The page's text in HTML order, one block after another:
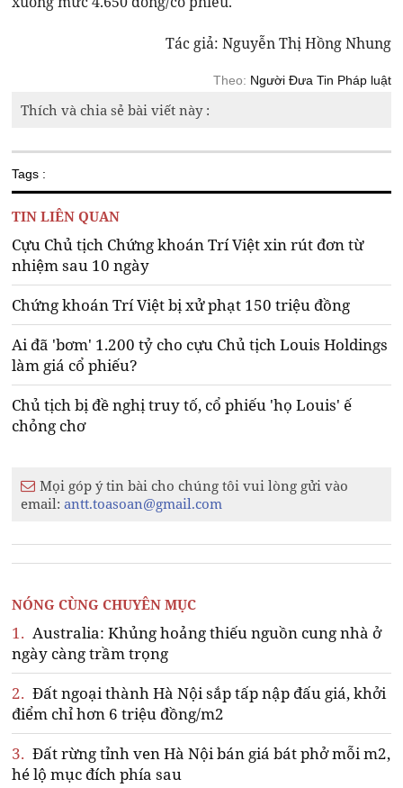
Tác giả: Nguyễn Thị Hồng Nhung
Theo: Người Đưa Tin Pháp luật
Thích và chia sẻ bài viết này :
Tags :
TIN LIÊN QUAN
Cựu Chủ tịch Chứng khoán Trí Việt xin rút đơn từ
nhiệm sau 10 ngày
Chứng khoán Trí Việt bị xử phạt 150 triệu đồng
Ai đã 'bơm' 1.200 tỷ cho cựu Chủ tịch Louis Holdings
làm giá cổ phiếu?
Chủ tịch bị đề nghị truy tố, cổ phiếu 'họ Louis' ế
chỏng chơ
Mọi góp ý tin bài cho chúng tôi vui lòng gửi vào
email:antt.toasoan@gmail.com
NÓNG CÙNG CHUYÊN MỤC
1. Australia: Khủng hoảng thiếu nguồn cung nhà ở
ngày càng trầm trọng
2. Đất ngoại thành Hà Nội sắp tấp nập đấu giá, khởi
điểm chỉ hơn 6 triệu đồng/m2
3. Đất rừng tỉnh ven Hà Nội bán giá bát phở mỗi m2,
hé lộ mục đích phía sau